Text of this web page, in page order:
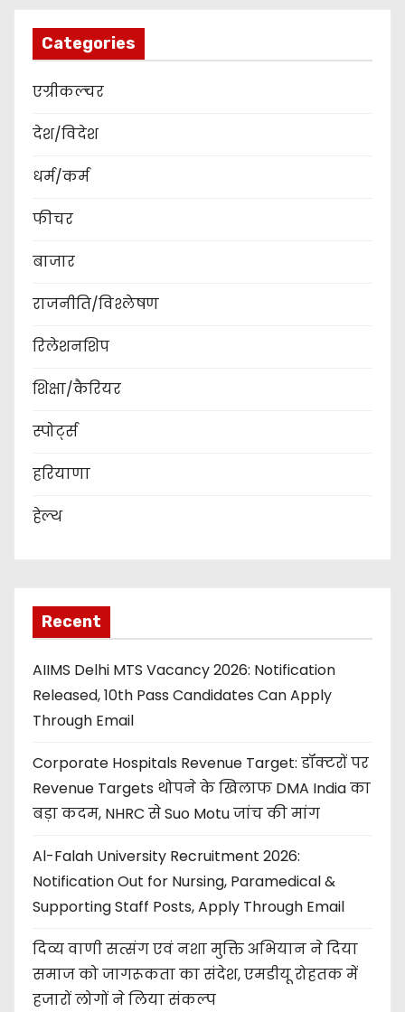
Categories
एग्रीकल्चर
देश/विदेश
धर्म/कर्म
फीचर
बाजार
राजनीति/विश्लेषण
रिलेशनशिप
शिक्षा/कैरियर
स्पोर्ट्स
हरियाणा
हेल्थ
Recent
AIIMS Delhi MTS Vacancy 2026: Notification
Released, 10th Pass Candidates Can Apply
Through Email
Corporate Hospitals Revenue Target: डॉक्टरों पर
Revenue Targets थोपने के खिलाफ DMA India का
बड़ा कदम, NHRC से Suo Motu जांच की मांग
Al-Falah University Recruitment 2026:
Notification Out for Nursing, Paramedical &
Supporting Staff Posts, Apply Through Email
दिव्य वाणी सत्संग एवं नशा मुक्ति अभियान ने दिया
समाज को जागरूकता का संदेश, एमडीयू रोहतक में
हजारों लोगों ने लिया संकल्प